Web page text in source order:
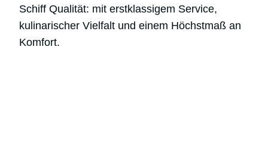
Schiff Qualität: mit erstklassigem Service,
kulinarischer Vielfalt und einem Höchstmaß an
Komfort.